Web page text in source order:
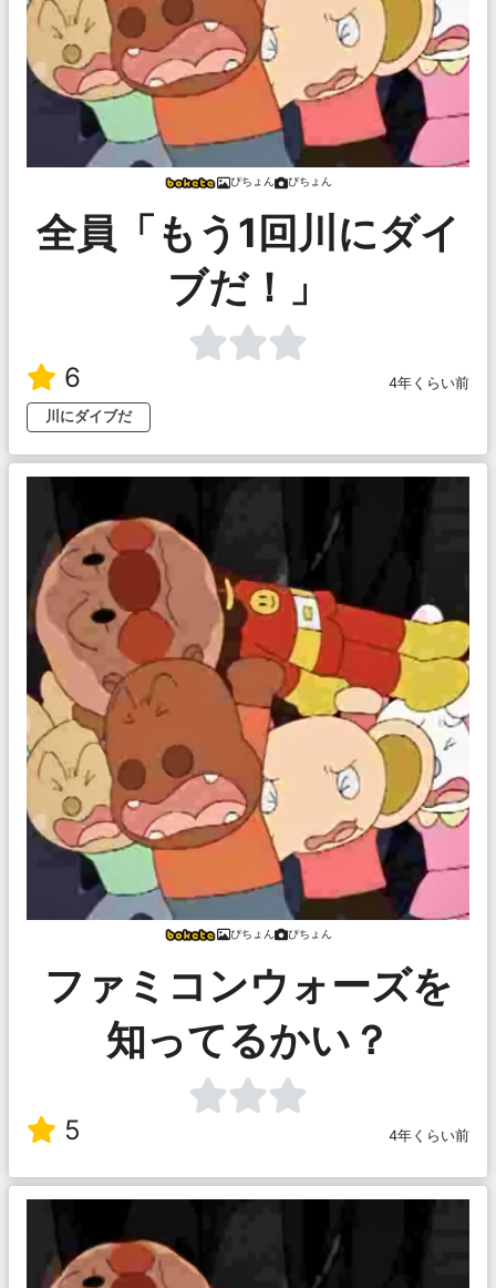
ぴちょん ぴちょん
全員「もう1回川にダイ
ブだ！」
6
4年くらい前
川にダイブだ
ぴちょん ぴちょん
ファミコンウォーズを
知ってるかい？
5 4年くらい前